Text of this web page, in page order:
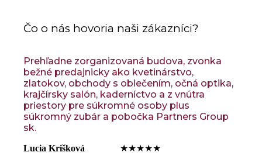
Čo o nás hovoria naši zákazníci?
Prehľadne zorganizovaná budova, zvonka
bežné predajnicky ako kvetinárstvo,
zlatokov, obchody s oblečením, očná optika,
krajčírsky salón, kaderníctvo a z vnútra
priestory pre súkromné osoby plus
súkromný zubár a pobočka Partners Group
sk.
Lucia Krišková ‍ ‍ ‍ ‍ ‍ ‍ ‍ ‍ ‍ ‍ ‍ ‍ ‍ ‍ ★★★★★